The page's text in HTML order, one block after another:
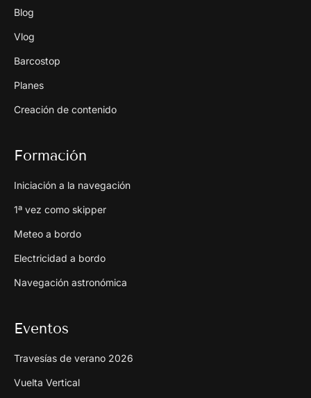
Blog
Vlog
Barcostop
Planes
Creación de contenido
Formación
Iniciación a la navegación
1ª vez como skipper
Meteo a bordo
Electricidad a bordo
Navegación astronómica
Eventos
Travesías de verano 2026
Vuelta Vertical